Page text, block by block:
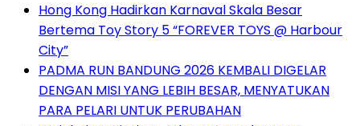
Hong Kong Hadirkan Karnaval Skala Besar
Bertema Toy Story 5 “FOREVER TOYS @ Harbour
City”
PADMA RUN BANDUNG 2026 KEMBALI DIGELAR
DENGAN MISI YANG LEBIH BESAR, MENYATUKAN
PARA PELARI UNTUK PERUBAHAN